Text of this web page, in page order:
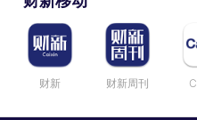
财新 财新周刊